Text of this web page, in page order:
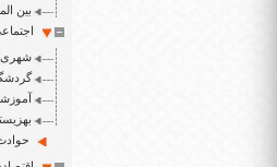
>
>
بین
شهری